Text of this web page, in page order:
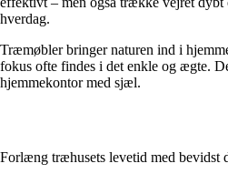
hverdag.
Træmøbler bringer naturen ind i
fokus ofte findes i det enkle og ægte.
hjemmekontor med sjæl.
Forlæng træhusets levetid med bevidst